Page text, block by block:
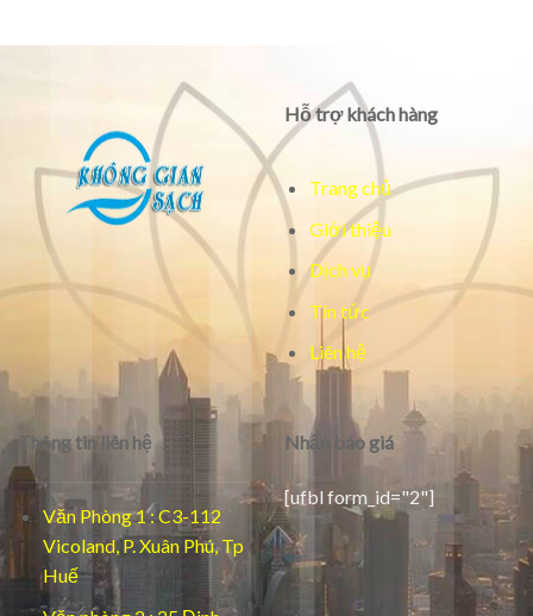
Hỗ trợ khách hàng
Trang chủ
Giới thiệu
Dịch vụ
Tin tức
Liên hệ
Thông tin liên hệ
Văn Phòng 1 : C3-112
Vicoland, P. Xuân Phú, Tp
Huế
Nhận báo giá
[ufbl form_id="2"]